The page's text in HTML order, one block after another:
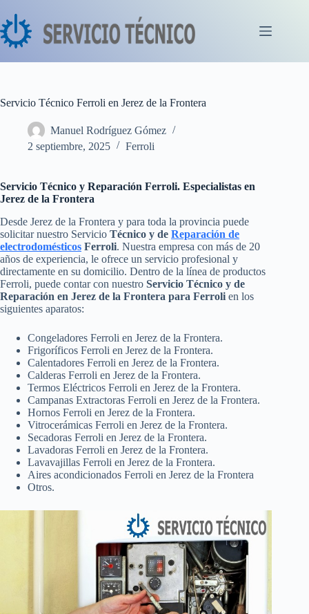
al
contenido
Servicio Técnico Ferroli en Jerez de la Frontera
Manuel Rodríguez Gómez
2 septiembre, 2025
Ferroli
Servicio Técnico y Reparación Ferroli. Especialistas en
Jerez de la Frontera
Desde Jerez de la Frontera y para toda la provincia puede
solicitar nuestro Servicio Técnico y de Reparación de
electrodomésticos Ferroli. Nuestra empresa con más de 20
años de experiencia, le ofrece un servicio profesional y
directamente en su domicilio. Dentro de la línea de productos
Ferroli, puede contar con nuestro Servicio Técnico y de
Reparación en Jerez de la Frontera para Ferroli en los
siguientes aparatos:
Congeladores Ferroli en Jerez de la Frontera.
Frigoríficos Ferroli en Jerez de la Frontera.
Calentadores Ferroli en Jerez de la Frontera.
Calderas Ferroli en Jerez de la Frontera.
Termos Eléctricos Ferroli en Jerez de la Frontera.
Campanas Extractoras Ferroli en Jerez de la Frontera.
Hornos Ferroli en Jerez de la Frontera.
Vitrocerámicas Ferroli en Jerez de la Frontera.
Secadoras Ferroli en Jerez de la Frontera.
Lavadoras Ferroli en Jerez de la Frontera.
Lavavajillas Ferroli en Jerez de la Frontera.
Aires acondicionados Ferroli en Jerez de la Frontera
Otros.